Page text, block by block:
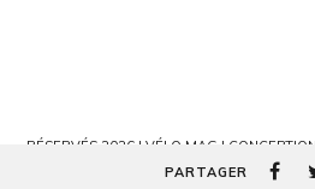
PARTAGER
RÉSERVÉS 2026 | VÉLO MAG |
AGENCE WEB